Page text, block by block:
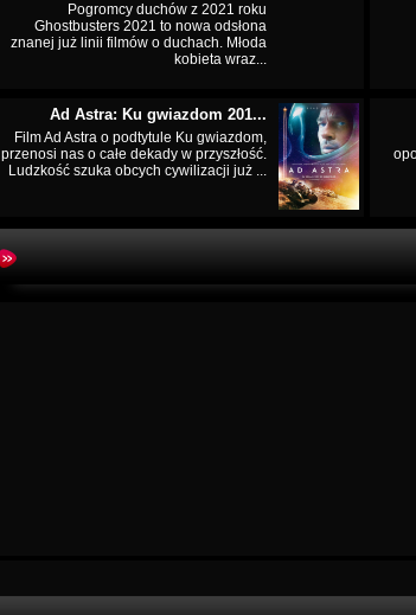
Pogromcy duchów z 2021 roku
Ghostbusters 2021 to nowa odsłona
znanej już linii filmów o duchach. Młoda
kobieta wraz...
Ad Astra: Ku gwiazdom 201...
Film Ad Astra o podtytule Ku gwiazdom,
przenosi nas o całe dekady w przyszłość.
Ludzkość szuka obcych cywilizacji już ...